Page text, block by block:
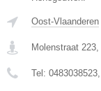
Oost-Vlaanderen
Molenstraat 223
Tel: 0483038523